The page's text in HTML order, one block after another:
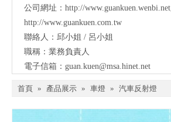
公司網址： http://www.guankuen.wenbi.net
http://www.guankuen.com.tw
聯絡人：邱小姐 / 呂小姐
職稱：業務負責人
電子信箱： guan.kuen@msa.hinet.net
首頁 » 產品展示 » 車燈 » 汽車反射燈